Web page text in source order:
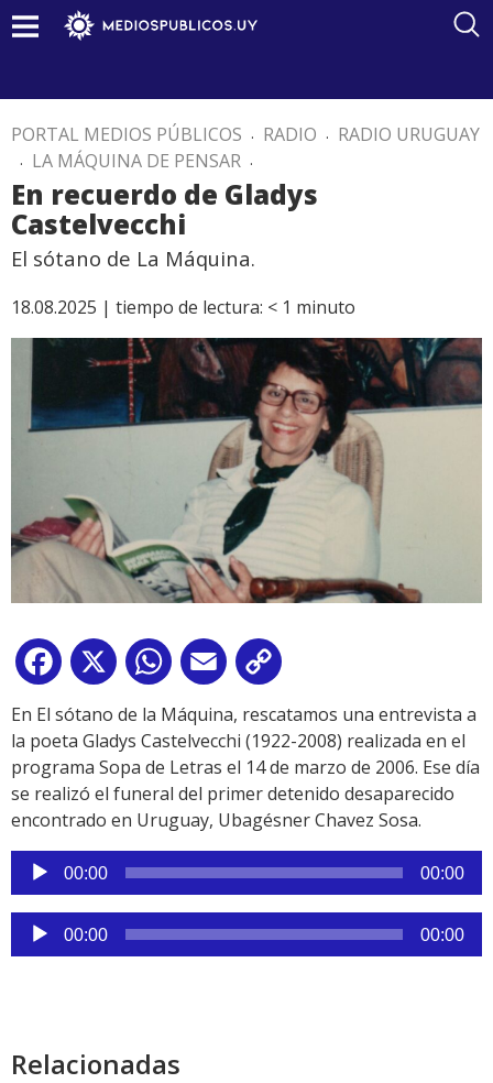
PORTAL MEDIOS PÚBLICOS . RADIO . RADIO URUGUAY
. LA MÁQUINA DE PENSAR .
En recuerdo de Gladys
Castelvecchi
El sótano de La Máquina.
18.08.2025 | tiempo de lectura: < 1 minuto
Facebook
X WhatsApp
Email
Link
En El sótano de la Máquina, rescatamos una entrevista a
la poeta Gladys Castelvecchi (1922-2008) realizada en el
programa Sopa de Letras el 14 de marzo de 2006. Ese día
se realizó el funeral del primer detenido desaparecido
encontrado en Uruguay, Ubagésner Chavez Sosa.
Reproductor
de
audio
00:00 00:00
Reproductor
de
00:00 00:00
Relacionadas